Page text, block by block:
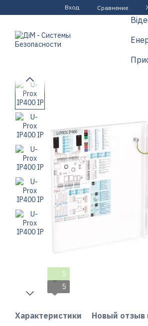
Перейти к основному контенту
Вход Сравнение
5
5
Характеристики Новый отзыв